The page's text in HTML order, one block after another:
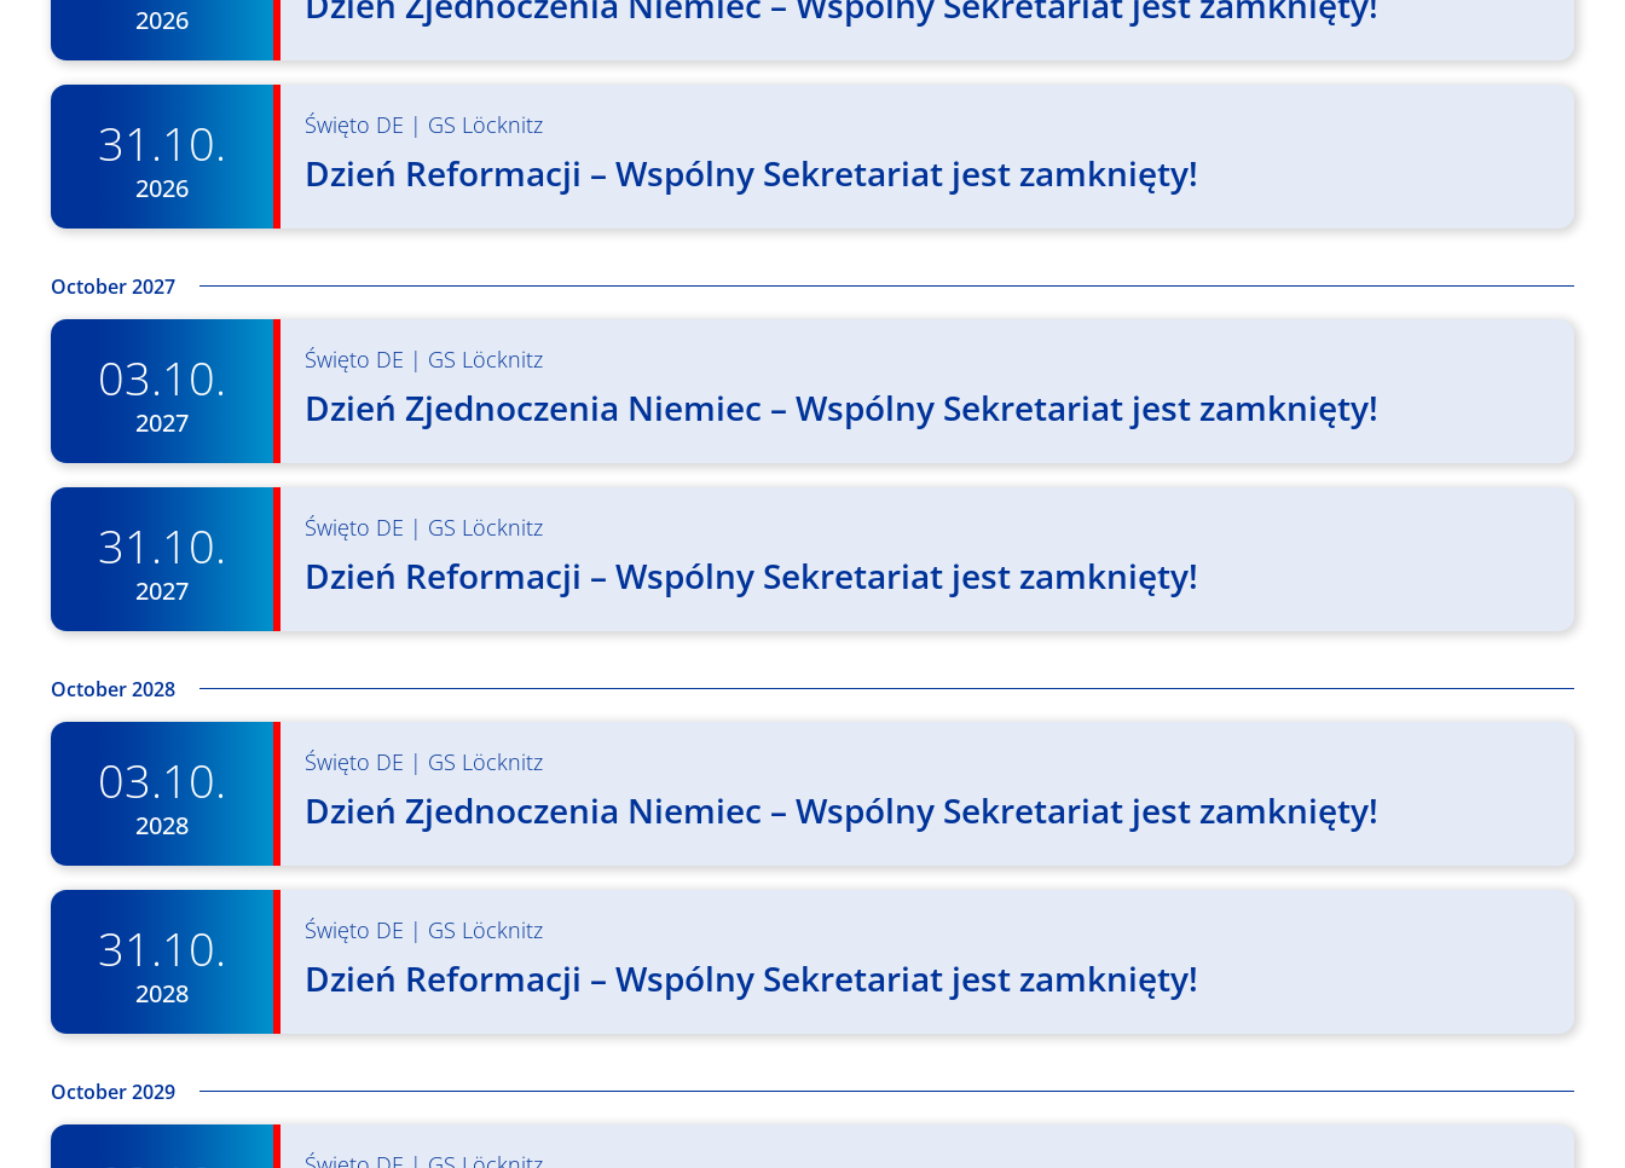
2026
31.10.
2026
Święto DE | GS Löcknitz
Dzień Reformacji – Wspólny Sekretariat jest zamknięty!
October 2027
03.10.
2027
Święto DE | GS Löcknitz
Dzień Zjednoczenia Niemiec – Wspólny Sekretariat jest zamknięty!
31.10.
2027
Święto DE | GS Löcknitz
Dzień Reformacji – Wspólny Sekretariat jest zamknięty!
October 2028
03.10.
2028
Święto DE | GS Löcknitz
Dzień Zjednoczenia Niemiec – Wspólny Sekretariat jest zamknięty!
31.10.
2028
Święto DE | GS Löcknitz
Dzień Reformacji – Wspólny Sekretariat jest zamknięty!
October 2029